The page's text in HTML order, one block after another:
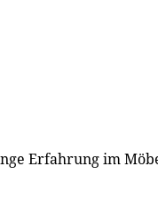
Erfahrung im